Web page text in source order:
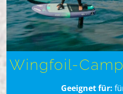
Wingfoil-
Geeignet für: